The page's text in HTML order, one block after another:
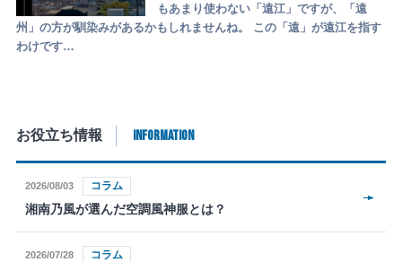
もあまり使わない「遠江」ですが、「遠
州」の方が馴染みがあるかもしれませんね。 この「遠」が遠江を指す
わけです…
お役立ち情報 INFORMATION
2026/08/03 コラム
湘南乃風が選んだ空調風神服とは？
2026/07/28 コラム